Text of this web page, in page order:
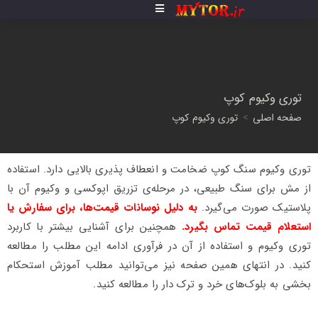
توری وکیوم کوپ
صفحه اصلی > توری وکیوم کوپ
توری وکیوم سنگ کوپ ضخامت و انعطاف پذیری بالایی دارد. استفاده
از مش برای سنگ طبیعی، در مرحله‌ی تزریق اپوکسی و وکیوم آن با
پلاستیک صورت می‌گیرد.به دلیل نوسانات قیمت‌ها، برای سفارش یا
استعلام قیمت تماس بگیرد. همچنین برای آشنایی بیشتر با کاربرد
توری وکیوم و استفاده از آن در فرآوری ادامه این مطلب را مطالعه
کنید. در انتهای همین صفحه نیز می‌توانید مطلب آموزش استحکام
بخشی به بلوک‌های خرد و ترک دار را مطالعه کنید.